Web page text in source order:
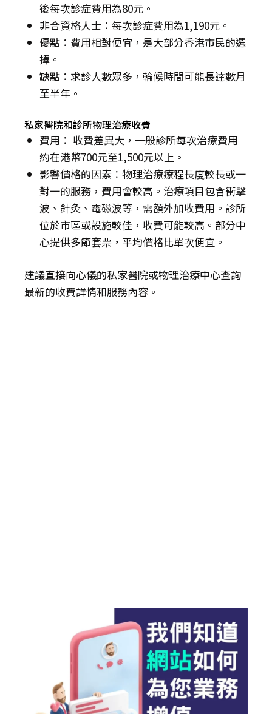
後每次診症費用為80元。
非合資格人士：每次診症費用為1,190元。
優點：費用相對便宜，是大部分香港市民的選
擇。
缺點：求診人數眾多，輪候時間可能長達數月
至半年。
私家醫院和診所物理治療收費
費用： 收費差異大，一般診所每次治療費用
約在港幣700元至1,500元以上。
影響價格的因素：物理治療療程長度較長或一
對一的服務，費用會較高。治療項目包含衝擊
波、針灸、電磁波等，需額外加收費用。診所
位於市區或設施較佳，收費可能較高。部分中
心提供多節套票，平均價格比單次便宜。
建議直接向心儀的私家醫院或物理治療中心查詢
最新的收費詳情和服務內容。